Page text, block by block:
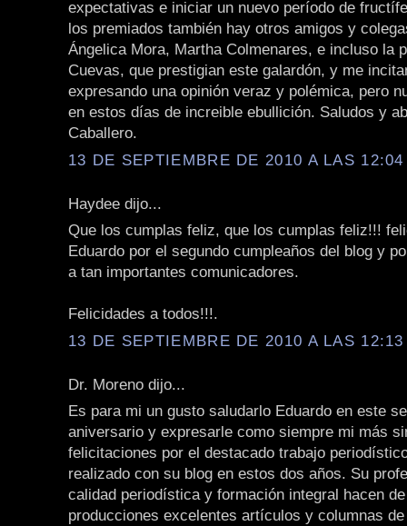
expectativas e iniciar un nuevo período de
los premiados también hay otros amigos y
Ángelica Mora, Martha Colmenares, e incluso la
Cuevas, que prestigian este galardón, y me
expresando una opinión veraz y polémica, pero
en estos días de increible ebullición. Saludos y
Caballero.
13 DE SEPTIEMBRE DE 2010 A LAS 12:04
Haydee dijo...
Que los cumplas feliz, que los cumplas feliz!!!
Eduardo por el segundo cumpleaños del blog y
a tan importantes comunicadores.
Felicidades a todos!!!.
13 DE SEPTIEMBRE DE 2010 A LAS 12:13
Dr. Moreno dijo...
Es para mi un gusto saludarlo Eduardo en este
aniversario y expresarle como siempre mi más
felicitaciones por el destacado trabajo
realizado con su blog en estos dos años. Su
calidad periodística y formación integral hacen
producciones excelentes artículos y columnas